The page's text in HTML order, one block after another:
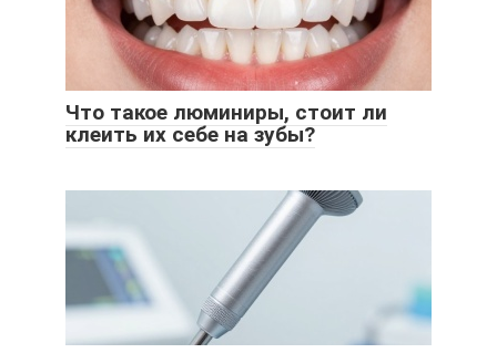
Что такое люминиры, стоит ли
клеить их себе на зубы?